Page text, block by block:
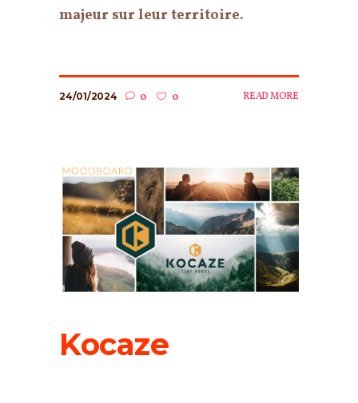
majeur sur leur territoire.
24/01/2024 0 0 READ MORE
Kocaze